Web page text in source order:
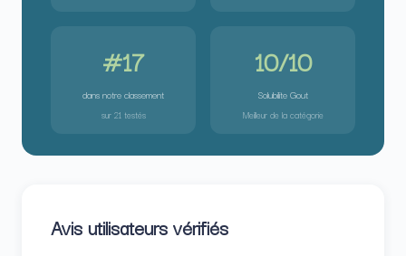
#17
dans notre classement
sur 21 testés
10/10
Solubilite Gout
Meilleur de la catégorie
Avis utilisateurs vérifiés